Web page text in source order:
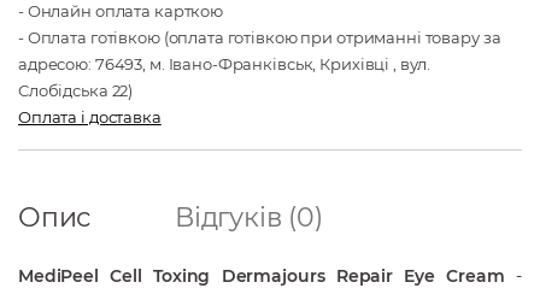
- Онлайн оплата карткою
- Оплата готівкою (оплата готівкою при отриманні товару за
адресою: 76493, м. Івано-Франківськ, Крихівці , вул.
Слобідська 22)
Оплата і доставка
Опис Відгуків (0)
MediPeel Cell Toxing Dermajours Repair Eye Cream-